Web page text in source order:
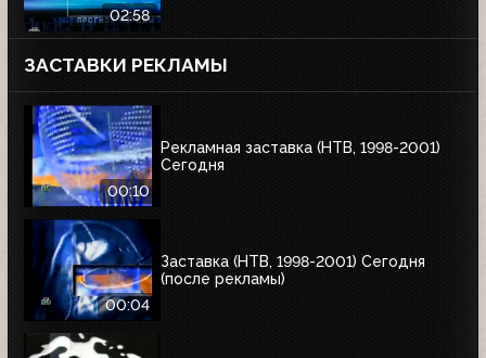
02:58
ЗАСТАВКИ РЕКЛАМЫ
00:10
Рекламная заставка (НТВ, 1998-2001)
Сегодня
00:04
Заставка (НТВ, 1998-2001) Сегодня
(после рекламы)